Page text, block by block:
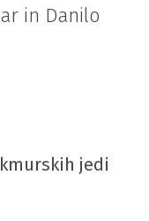
in Danilo
jedi